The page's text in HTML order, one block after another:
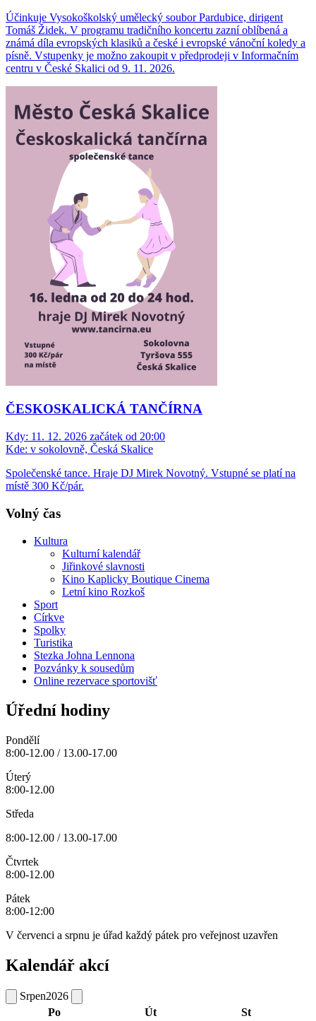
Účinkuje Vysokoškolský umělecký soubor Pardubice, dirigent
Tomáš Židek. V programu tradičního koncertu zazní oblíbená a
známá díla evropských klasiků a české i evropské vánoční koledy a
písně. Vstupenky je možno zakoupit v předprodeji v Informačním
centru v České Skalici od 9. 11. 2026.
ČESKOSKALICKÁ TANČÍRNA
Kdy: 11. 12. 2026 začátek od 20:00
Kde: v sokolovně, Česká Skalice
Společenské tance. Hraje DJ Mirek Novotný. Vstupné se platí na
místě 300 Kč/pár.
Volný čas
Kultura
Kulturní kalendář
Jiřinkové slavnosti
Kino Kaplicky Boutique Cinema
Letní kino Rozkoš
Sport
Církve
Spolky
Turistika
Stezka Johna Lennona
Pozvánky k sousedům
Online rezervace sportovišť
Úřední hodiny
Pondělí
8:00-12.00 / 13.00-17.00
Úterý
8:00-12.00
Středa
8:00-12.00 / 13.00-17.00
Čtvrtek
8:00-12.00
Pátek
8:00-12:00
V červenci a srpnu je úřad každý pátek pro veřejnost uzavřen
Kalendář akcí
Srpen2026
Po
Út
St